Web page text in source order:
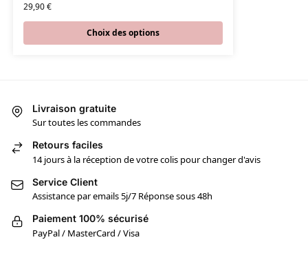
29,90€
Choix des options
Livraison gratuite
Sur toutes les commandes
Retours faciles
14 jours à la réception de votre colis pour changer d'avis
Service Client
Assistance par emails 5j/7 Réponse sous 48h
Paiement 100% sécurisé
PayPal / MasterCard / Visa